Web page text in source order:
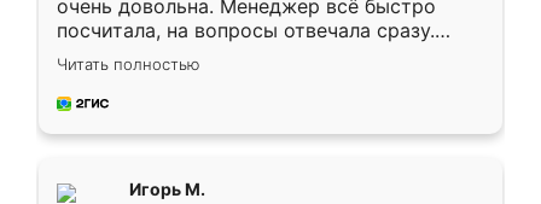
очень довольна. Менеджер всё быстро
посчитала, на вопросы отвечала сразу.
Замерщик приехал в субботу, подошёл к
делу со всей ответственностью. Собрали
за день, ребята работали аккуратно, даже
Читать полностью
Игорь М.